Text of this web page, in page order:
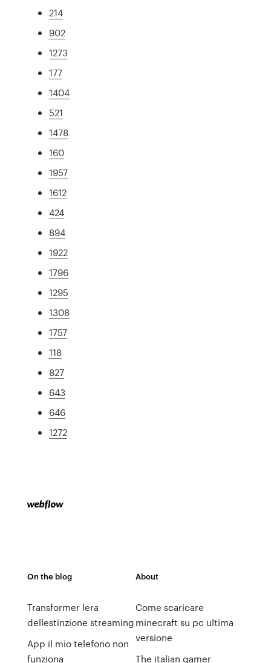
214
902
1273
177
1404
521
1478
160
1957
1612
424
894
1922
1796
1295
1308
1757
118
827
643
646
1272
On the blog
Transformer lera
dellestinzione streaming
App il mio telefono non
funziona
About
Come scaricare
minecraft su pc ultima
versione
The italian gamer